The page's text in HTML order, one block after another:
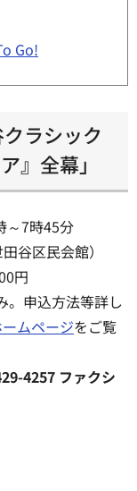
Go!
ラシック
』全幕」
～7時45分
谷区民会館）
円
。申込方法等詳し
ムページをご覧
4257 ファクシ